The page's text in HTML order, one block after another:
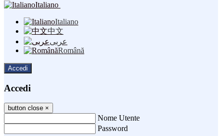
Italiano
Italiano
中文
عربى
Română
Accedi
Accedi
button close ×
Nome Utente
Password